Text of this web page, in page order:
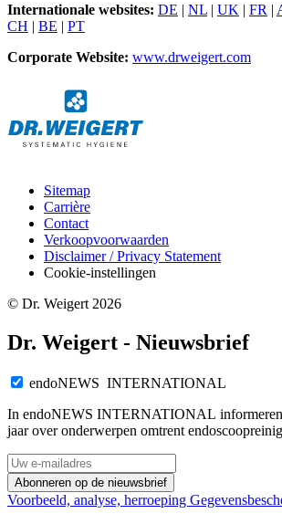
Internationale websites: DE | NL | UK | FR |
CH | BE | PT
Corporate Website: www.drweigert.com
Sitemap
Carrière
Contact
Verkoopvoorwaarden
Disclaimer / Privacy Statement
Cookie-instellingen
© Dr. Weigert 2026
Dr. Weigert - Nieuwsbrief
endoNEWS INTERNATIONAL
In endoNEWS INTERNATIONAL
jaar over onderwerpen omtrent
Abonneren op de nieuwsbrief
Voorbeeld, analyse, herroeping